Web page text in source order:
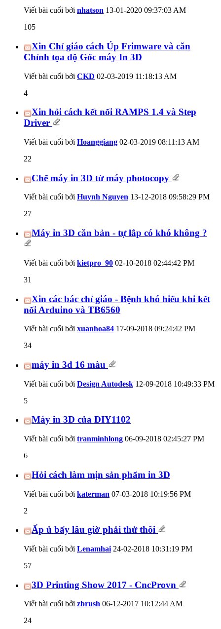
Viết bài cuối bởi nhatson 13-01-2020 09:37:03 AM
105
Xin Chỉ giáo cách Úp Frimware và căn
Chỉnh tọa độ Gốc máy In 3D
Viết bài cuối bởi CKD 02-03-2019 11:18:13 AM
4
Xin hỏi cách kết nối RAMPS 1.4 và Step
Driver
Viết bài cuối bởi Hoanggiang 02-03-2019 08:11:13 AM
22
Chế máy in 3D từ máy photocopy
Viết bài cuối bởi Huynh Nguyen 13-12-2018 09:58:29 PM
27
Máy in 3D căn bản - tự lắp có khó không ?
Viết bài cuối bởi kietpro_90 02-10-2018 02:44:42 PM
31
Xin các bác chỉ giáo - Bệnh khó hiểu khi kết
nối Arduino và TB6560
Viết bài cuối bởi xuanhoa84 17-09-2018 09:24:42 PM
34
máy in 3d 16 màu
Viết bài cuối bởi Design Autodesk 12-09-2018 10:49:33 PM
5
Máy in 3D của DIY1102
Viết bài cuối bởi tranminhlong 06-09-2018 02:45:27 PM
6
Hỏi cách làm mịn sản phẩm in 3D
Viết bài cuối bởi katerman 07-03-2018 10:19:56 PM
2
Ấp ủ bấy lâu giờ phải thử thôi
Viết bài cuối bởi Lenamhai 24-02-2018 10:31:19 PM
57
3D Printing Show 2017 - CncProvn
Viết bài cuối bởi zbrush 06-12-2017 10:12:44 AM
24